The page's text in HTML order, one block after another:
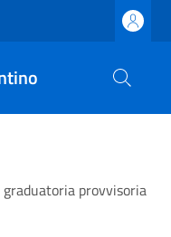
provvisoria